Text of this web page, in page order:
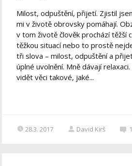
Milost, odpuštění, přijetí. Zjistil
mi v životě obrovsky pomáhají.
v tom životě člověk prochází těžší
těžkou situací nebo to prostě
tři slova – milost, odpuštění a
úplné uvolnění. Mně dávají
vidět věci takové, jaké...
28.3. 2017 David Kirš 1